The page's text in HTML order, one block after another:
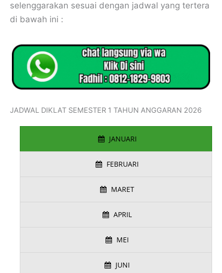
selenggarakan sesuai dengan jadwal yang tertera
di bawah ini :
JADWAL DIKLAT SEMESTER 1 TAHUN ANGGARAN 2026
JANUARI
FEBRUARI
MARET
APRIL
MEI
JUNI